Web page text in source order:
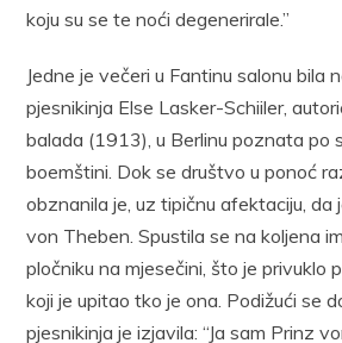
koju su se te noći degenerirale.”
Jedne je večeri u Fantinu salonu bila
pjesnikinja Else Lasker-Schiiler,
balada (1913), u Berlinu poznata po
boemštini. Dok se društvo u ponoć
obznanila je, uz tipičnu afektaciju, da
von Theben. Spustila se na koljena
pločniku na mjesečini, što je privuklo
koji je upitao tko je ona. Podižući se
pjesnikinja je izjavila: “Ja sam Prinz